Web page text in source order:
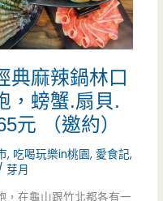
典麻辣鍋林口
，螃蟹.扇貝.
元 （邀約）
, 吃喝玩樂in桃園, 愛食記,
芽月
，在龜山跟竹北都各有一